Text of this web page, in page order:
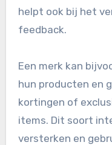
helpt ook bij het
feedback.
Een merk kan
hun producten en
kortingen of
items. Dit soort
versterken en